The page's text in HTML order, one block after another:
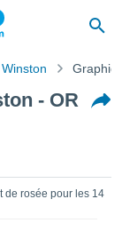
Winston
- OR
de rosée pour les 14